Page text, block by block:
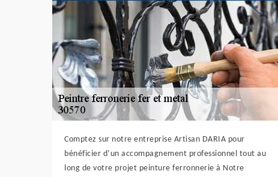
Comptez sur notre entreprise Artisan DARIA pour
bénéficier d’un accompagnement professionnel tout au
long de votre projet peinture ferronnerie à Notre